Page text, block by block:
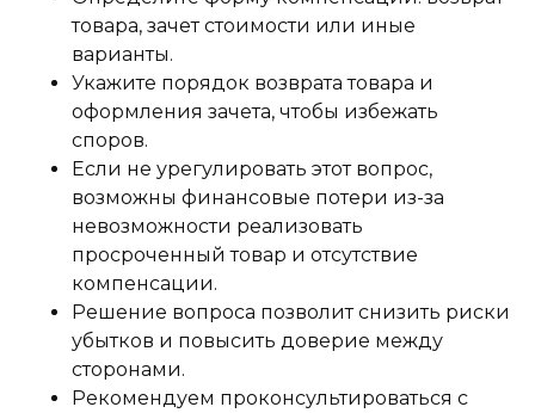
товара, зачет стоимости или иные
варианты.
Укажите порядок возврата товара и
оформления зачета, чтобы избежать
споров.
Если не урегулировать этот вопрос,
возможны финансовые потери из-за
невозможности реализовать
просроченный товар и отсутствие
компенсации.
Решение вопроса позволит снизить риски
убытков и повысить доверие между
сторонами.
Рекомендуем проконсультироваться с